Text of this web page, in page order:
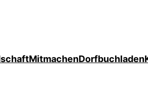
MitmachenDorfbuchladen